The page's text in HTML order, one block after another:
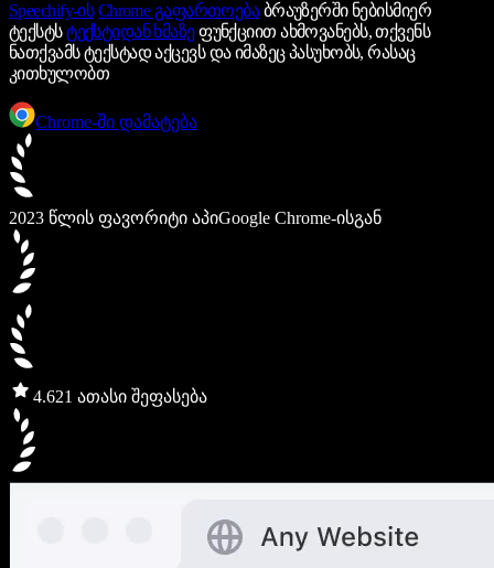
Speechify-ის Chrome გაფართოებაბრაუზერში ნებისმიერ
ტექსტსტექსტიდან ხმაზეფუნქციით ახმოვანებს, თქვენს
ნათქვამს ტექსტად აქცევს და იმაზეც პასუხობს, რასაც
კითხულობთ
Chrome-ში დამატება
2023 წლის ფავორიტი აპიGoogle Chrome-ისგან
4.621 ათასი შეფასება